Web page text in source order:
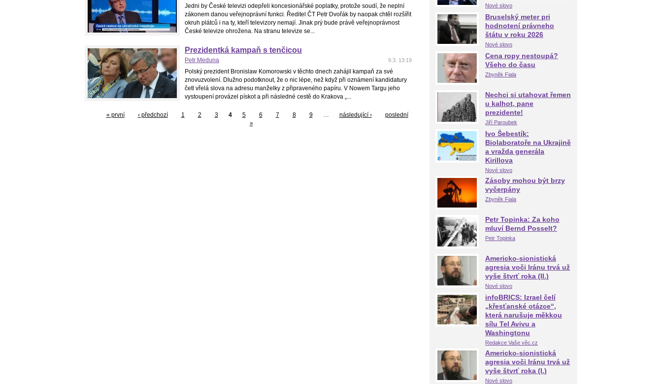
Jedni by České televizi odepřeli koncesionářské poplatky, protože soudí, že neplní
zákonem danou veřejnoprávní funkci. Ředitel ČT Petr Dvořák by naopak chtěl rozšířit
okruh plátců i na ty, kteří televizory nemají. Jinak prý bude právě veřejnoprávnost
České televize ohrožena. Na stranu televize se...
Prezidentká kampaň s tenčicou
9.3. 13:19
Petr Meduna
Polský prezident Bronislaw Komorowski v těchto dnech zahájil kampaň za své
znovuzvolení. Dlužno podotknout, že o nic lépe, než když při oznámení kandidatury
četl vřelá slova na adresu manželky z připraveného papíru. V Nowem Targu jeho
vystoupení provázel pískot a při následné cestě do Krakova „...
« první ‹ předchozí 1 2 3 4 5 6 7 8 9 … následující ›
poslední
»
Nové slovo
Bruselský meter pri
hodnotení právneho
štátu v roku 2026
Nové slovo
Cena ropy nestoupá?
Všeho do času
Zbyněk Fiala
Nechci si utahovat řemen
u kalhot, pane
prezidente!
Jiří Paroubek
Ivo Šebestík:
Biolaboratoře na Ukrajině
a vražda generála
Kirillova
Nové slovo
Zásoby mohou být brzy
vyčerpány
Zbyněk Fiala
Petr Topinka: Za koho
mluví Bernd Posselt?
Petr Topinka
Americko-sionistická
agresia voči Iránu trvá už
vyše štvrť roka (II.)
Nové slovo
infoBRICS: Izrael čelí
„křesťanské otázce“,
která narušuje měkkou
sílu Tel Avivu a
Washingtonu
Redakce Vaše věc.cz
Americko-sionistická
agresia voči Iránu trvá už
vyše štvrť roka (I.)
Nové slovo